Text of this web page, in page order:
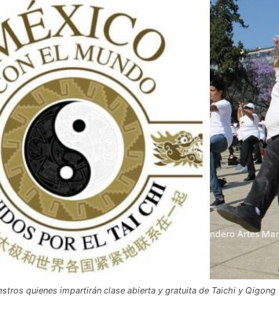
quienes impartirán clase abierta y gratuita de Taichi y Qigong